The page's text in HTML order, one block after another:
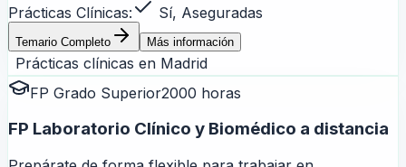
Prácticas Clínicas:
Sí, Aseguradas
Temario Completo Más información
Prácticas clínicas en Madrid
FP Grado Superior2000 horas
FP Laboratorio Clínico y Biomédico a distancia